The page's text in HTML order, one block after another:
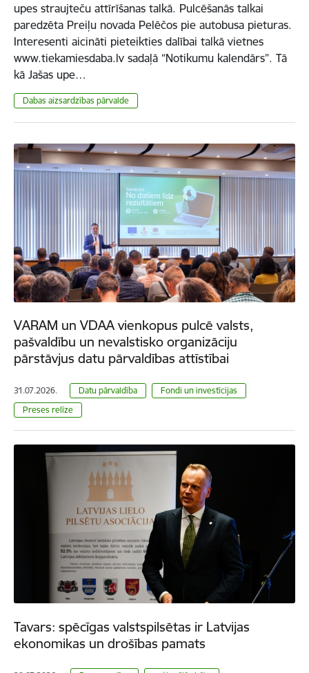
upes straujteču attīrīšanas talkā. Pulcēšanās talkai
paredzēta Preiļu novada Pelēčos pie autobusa pieturas.
Interesenti aicināti pieteikties dalībai talkā vietnes
www.tiekamiesdaba.lv sadaļā “Notikumu kalendārs”. Tā
kā Jašas upe…
​​​​​​​Dabas aizsardzības pārvalde
VARAM un VDAA vienkopus pulcē valsts,
pašvaldību un nevalstisko organizāciju
pārstāvjus datu pārvaldības attīstībai
31.07.2026. Datu pārvaldība
Fondi un investīcijas
Preses relīze
Tavars: spēcīgas valstspilsētas ir Latvijas
ekonomikas un drošības pamats